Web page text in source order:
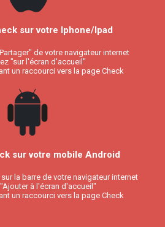
sur votre Iphone/Ipad
de votre navigateur internet
"sur l'écran d'accueil"
un raccourci vers la page Check
sur votre mobile Android
la barre de votre navigateur internet
à l'écran d'accueil"
un raccourci vers la page Check